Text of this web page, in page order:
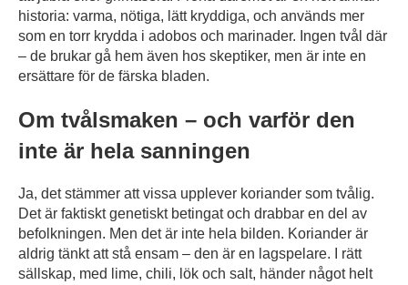
historia: varma, nötiga, lätt kryddiga, och används mer
som en torr krydda i adobos och marinader. Ingen tvål där
– de brukar gå hem även hos skeptiker, men är inte en
ersättare för de färska bladen.
Om tvålsmaken – och varför den
inte är hela sanningen
Ja, det stämmer att vissa upplever koriander som tvålig.
Det är faktiskt genetiskt betingat och drabbar en del av
befolkningen. Men det är inte hela bilden. Koriander är
aldrig tänkt att stå ensam – den är en lagspelare. I rätt
sällskap, med lime, chili, lök och salt, händer något helt